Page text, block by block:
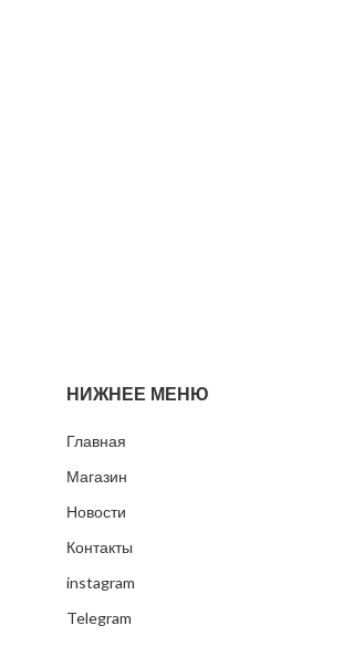
НИЖНЕЕ МЕНЮ
Главная
Магазин
Новости
Контакты
instagram
Telegram